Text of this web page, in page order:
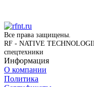
Все права защищены.
RF - NATIVE
спецтехники
Информация
О компании
Политика